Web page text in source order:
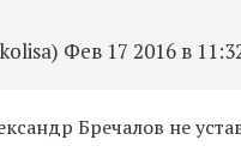
Фев 17 2016 в
Бречалов не